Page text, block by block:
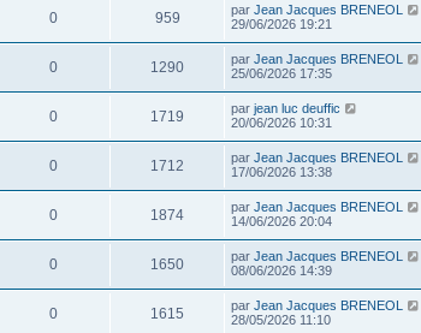
0 959 par Jean Jacques BRENEOL
29/06/2026 19:21
0 1290 par Jean Jacques BRENEOL
25/06/2026 17:35
0 1719 par jean luc deuffic
20/06/2026 10:31
0 1712 par Jean Jacques BRENEOL
17/06/2026 13:38
0 1874 par Jean Jacques BRENEOL
14/06/2026 20:04
0 1650 par Jean Jacques BRENEOL
08/06/2026 14:39
0 1615 par Jean Jacques BRENEOL
28/05/2026 11:10